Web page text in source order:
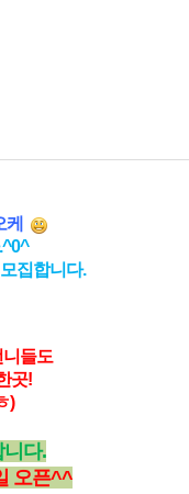
집합니다.
니들도
곳!
)
다.
오픈^^